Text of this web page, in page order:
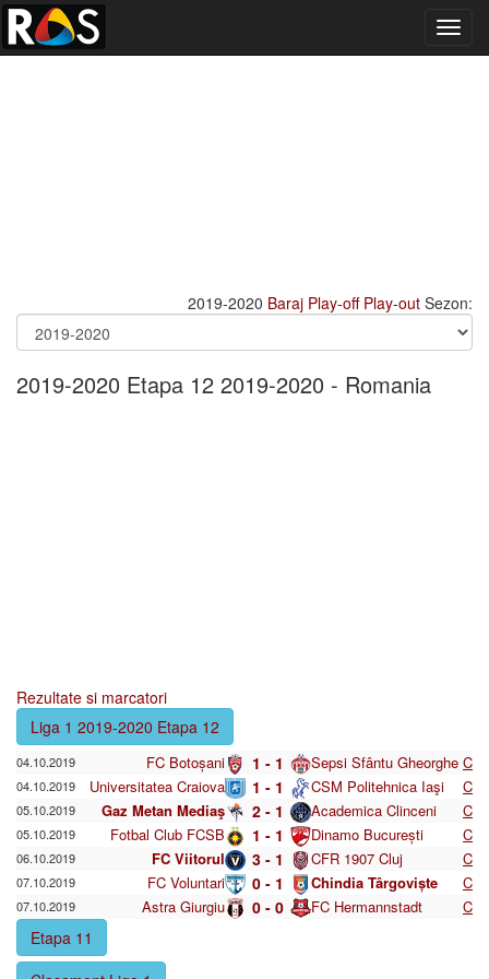
2019-2020 Baraj Play-off Play-out Sezon:
2019-2020 Etapa 12 2019-2020 - Romania
Rezultate si marcatori
Liga 1 2019-2020 Etapa 12
04.10.2019 FC Botoșani 1 - 1 Sepsi Sfântu Gheorghe C
04.10.2019 Universitatea Craiova 1 - 1 CSM Politehnica Iaşi C
05.10.2019 Gaz Metan Mediaş 2 - 1 Academica Clinceni C
05.10.2019 Fotbal Club FCSB 1 - 1 Dinamo București C
06.10.2019 FC Viitorul 3 - 1 CFR 1907 Cluj C
07.10.2019 FC Voluntari 0 - 1 Chindia Târgoviște C
07.10.2019 Astra Giurgiu 0 - 0 FC Hermannstadt C
Etapa 11